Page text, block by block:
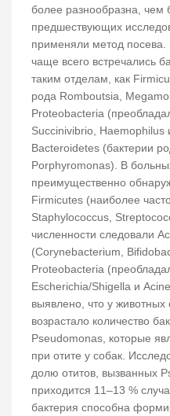
более разнообразна, чем
предшествующих
применяли метод
чаще всего встречались
таким отделам, как
рода Romboutsia,
Proteobacteria
Succinivibrio, Haemophilus
Bacteroidetes (бактерии
Porphyromonas). В
преимущественно
Firmicutes (наиболее
Staphylococcus,
численности следовали
(Corynebacterium,
Proteobacteria
Escherichia/Shigella и
выявлено, что у животных
возрастало количество
Pseudomonas, которые
при отите у собак.
долю отитов, вызванных
приходится 11–13 %
бактерия способна